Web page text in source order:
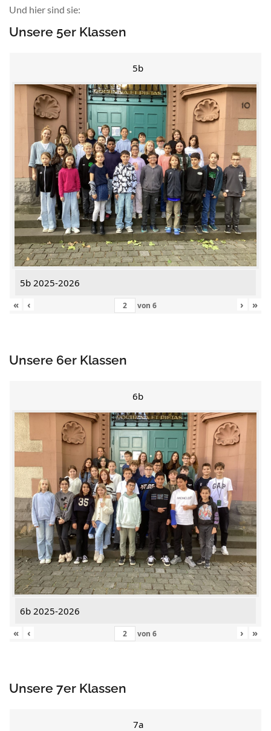
Und hier sind sie:
Unsere 5er Klassen
5b
5b 2025-2026
«
‹ von 6 › »
Unsere 6er Klassen
6b
6b 2025-2026
«
‹ von 6 › »
Unsere 7er Klassen
7a